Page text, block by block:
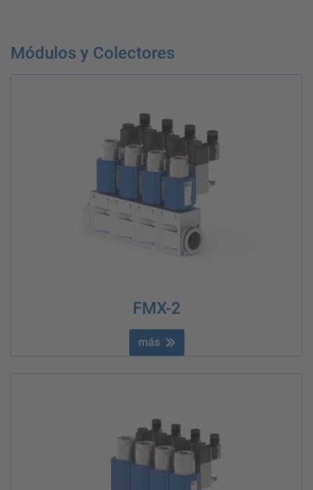
Módulos y Colectores
FMX-2
más